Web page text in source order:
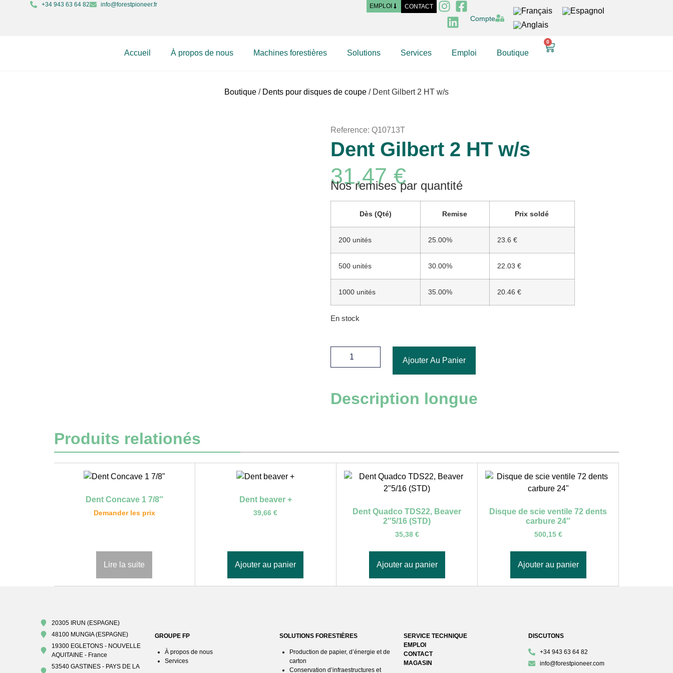
+34 943 63 64 82 info@forestpioneer.fr EMPLOI CONTACT
Compte
Accueil À propos de nous Machines forestières Solutions Services Emploi Boutique
0
Boutique / Dents pour disques de coupe / Dent Gilbert 2 HT w/s
Reference: Q10713T
Dent Gilbert 2 HT w/s
31,47 €
Nos remises par quantité
Dès (Qté) Remise Prix soldé
200 unités 25.00% 23.6 €
500 unités 30.00% 22.03 €
1000 unités 35.00% 20.46 €
En stock
Ajouter Au Panier
Description longue
Produits relationés
Dent Concave 1 7/8″
Demander les prix
Lire la suite
Dent beaver +
39,66€
Ajouter au panier
Dent Quadco TDS22, Beaver
2″5/16 (STD)
35,38 €
Ajouter au panier
Disque de scie ventile 72 dents
carbure 24″
500,15 €
Ajouter au panier
20305 IRUN (ESPAGNE)
48100 MUNGIA (ESPAGNE)
19300 EGLETONS - NOUVELLE
AQUITAINE - France
53540 GASTINES - PAYS DE LA
GROUPE FP
À propos de nous
Services
SOLUTIONS FORESTIÈRES
Production de papier, d’énergie et de
carton
Conservation d’infraestructures et
SERVICE TECHNIQUE
EMPLOI
CONTACT
MAGASIN
DISCUTONS
+34 943 63 64 82
info@forestpioneer.com